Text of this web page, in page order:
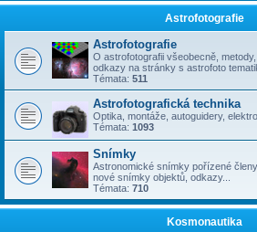
Astrofotografie
Astrofotografie
O astrofotografii všeobecně,
odkazy na stránky s astrofoto
Témata: 511
Astrofotografická technika
Optika, montáže, autoguidery,
Témata: 1093
Snímky
Astronomické snímky pořízené
nové snímky objektů, odkazy...
Témata: 710
Kosmonautika